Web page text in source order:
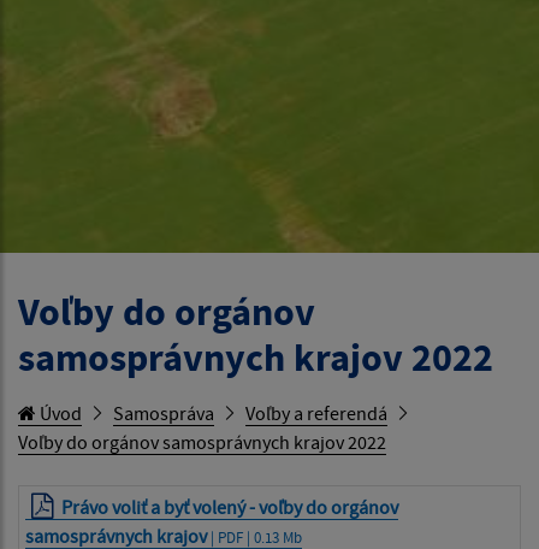
Voľby do orgánov
samosprávnych krajov 2022
Úvod Samospráva
Voľby a referendá
Voľby do orgánov samosprávnych krajov 2022
Právo voliť a byť volený - voľby do orgánov
samosprávnych krajov| PDF | 0.13 Mb